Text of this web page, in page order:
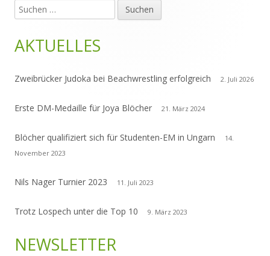
Haupt-
Seitenleiste
Suchen
nach:
AKTUELLES
Zweibrücker Judoka bei Beachwrestling erfolgreich 2. Juli 2026
Erste DM-Medaille für Joya Blöcher 21. März 2024
Blöcher qualifiziert sich für Studenten-EM in Ungarn
14.
November 2023
Nils Nager Turnier 2023 11. Juli 2023
Trotz Lospech unter die Top 10 9. März 2023
NEWSLETTER